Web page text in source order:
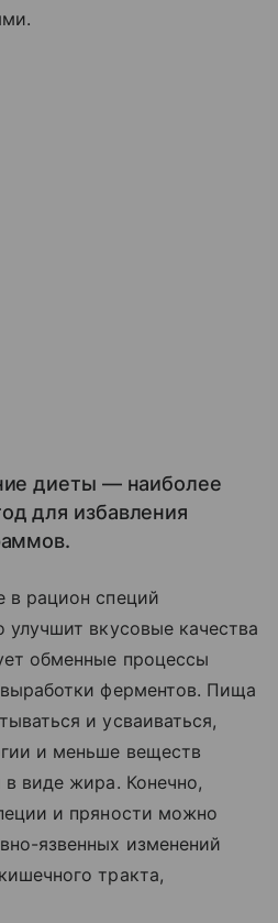
диеты — наиболее
для избавления
в рацион специй
улучшит вкусовые качества
обменные процессы
ферментов. Пища
и усваиваться,
и меньше веществ
в виде жира. Конечно,
и пряности можно
язвенных изменений
тракта,